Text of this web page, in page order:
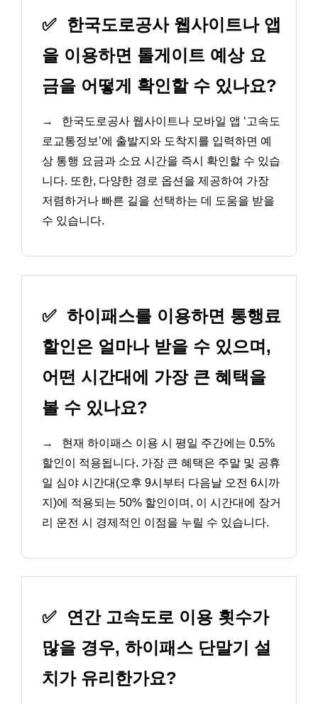
✅
한국도로공사 웹사이트나 앱
을 이용하면 톨게이트 예상 요
금을 어떻게 확인할 수 있나요?
→
한국도로공사 웹사이트나 모바일 앱 ‘고속도
로교통정보’에 출발지와 도착지를 입력하면 예
상 통행 요금과 소요 시간을 즉시 확인할 수 있습
니다. 또한, 다양한 경로 옵션을 제공하여 가장
저렴하거나 빠른 길을 선택하는 데 도움을 받을
수 있습니다.
✅ 하이패스를 이용하면 통행료
할인은 얼마나 받을 수 있으며,
어떤 시간대에 가장 큰 혜택을
볼 수 있나요?
→
현재 하이패스 이용 시 평일 주간에는 0.5%
할인이 적용됩니다. 가장 큰 혜택은 주말 및 공휴
일 심야 시간대(오후 9시부터 다음날 오전 6시까
지)에 적용되는 50% 할인이며, 이 시간대에 장거
리 운전 시 경제적인 이점을 누릴 수 있습니다.
✅
연간 고속도로 이용 횟수가
많을 경우, 하이패스 단말기 설
치가 유리한가요?